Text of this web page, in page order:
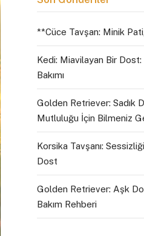
**Cüce Tavşan: Minik
Kedi: Miavilayan Bir Dost:
Bakımı
Golden Retriever: Sadık
Mutluluğu İçin Bilmeniz
Korsika Tavşanı:
Dost
Golden Retriever: Aşk
Bakım Rehberi